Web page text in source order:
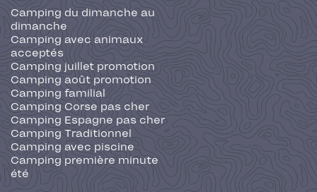
Camping du dimanche au
dimanche
Camping avec animaux
acceptés
Camping juillet promotion
Camping août promotion
Camping familial
Camping Corse pas cher
Camping Espagne pas cher
Camping Traditionnel
Camping avec piscine
Camping première minute
été